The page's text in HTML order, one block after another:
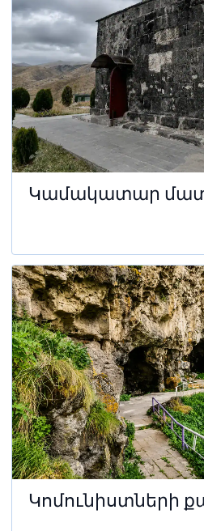
Կամակատար
Կոմունիստների